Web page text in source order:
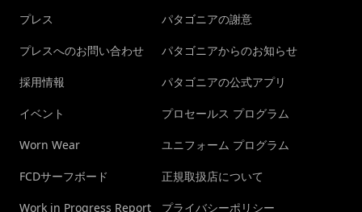
プレス
プレスへのお問い合わせ
採用情報
イベント
Worn Wear
FCDサーフボード
Work in Progress Report
パタゴニアの謝意
パタゴニアからのお知らせ
パタゴニアの公式アプリ
プロセールス プログラム
ユニフォーム プログラム
正規取扱店について
プライバシーポリシー